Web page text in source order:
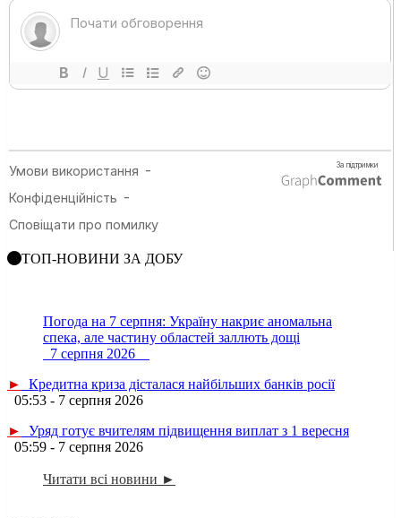
ТОП-НОВИНИ ЗА ДОБУ
Погода на 7 серпня: Україну накриє аномальна
спека, але частину областей заллють дощі
7 серпня 2026
►
Кредитна криза дісталася найбільших банків росії
05:53 - 7 серпня 2026
►
Уряд готує вчителям підвищення виплат з 1 вересня
05:59 - 7 серпня 2026
Читати всі новини ►